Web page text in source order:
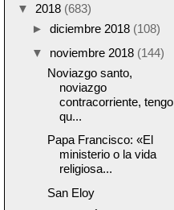
▼ 2018 (683)
► diciembre 2018 (108)
▼ noviembre 2018 (144)
Noviazgo santo,
noviazgo
contracorriente, tengo
qu...
Papa Francisco: «El
ministerio o la vida
religiosa...
San Eloy